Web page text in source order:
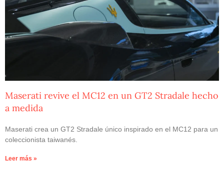
Maserati revive el MC12 en un GT2 Stradale hecho
a medida
Maserati crea un GT2 Stradale único inspirado en el MC12 para un
coleccionista taiwanés.
Leer más »